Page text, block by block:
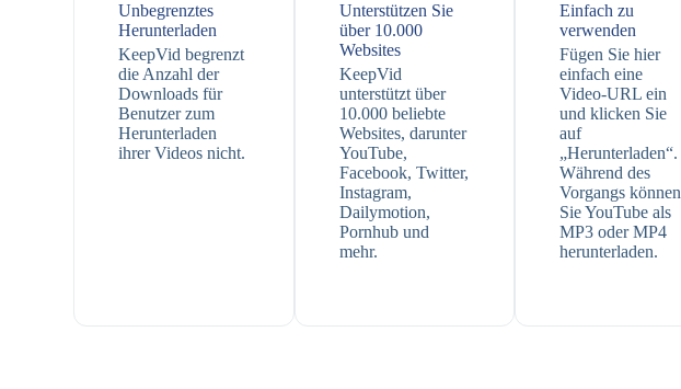
Unbegrenztes
Herunterladen
KeepVid begrenzt
die Anzahl der
Downloads für
Benutzer zum
Herunterladen
ihrer Videos nicht.
Unterstützen Sie
über 10.000
Websites
KeepVid
unterstützt über
10.000 beliebte
Websites, darunter
YouTube,
Facebook, Twitter,
Instagram,
Dailymotion,
Pornhub und
mehr.
Einfach zu
verwenden
Fügen Sie hier
einfach eine
Video-URL ein
und klicken Sie
auf
„Herunterladen“.
Während des
Vorgangs können
Sie YouTube als
MP3 oder MP4
herunterladen.